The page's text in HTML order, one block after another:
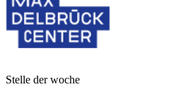
Stelle der woche